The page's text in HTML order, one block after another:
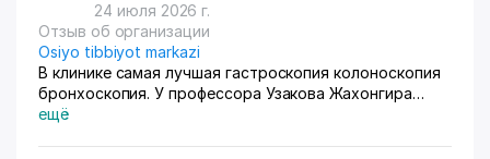
24 июля 2026 г.
Отзыв об организации
Osiyo tibbiyot markazi
В клинике самая лучшая гастроскопия колоноскопия
бронхоскопия. У профессора Узакова Жахонгира
Низамовича.
ещё